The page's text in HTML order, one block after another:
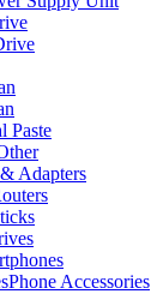
Paste
Adapters
Phone Accessories